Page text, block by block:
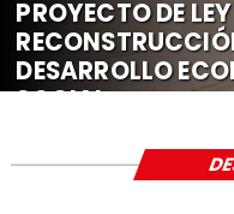
PROYECTO DE
DESARROLLO
SOCIAL